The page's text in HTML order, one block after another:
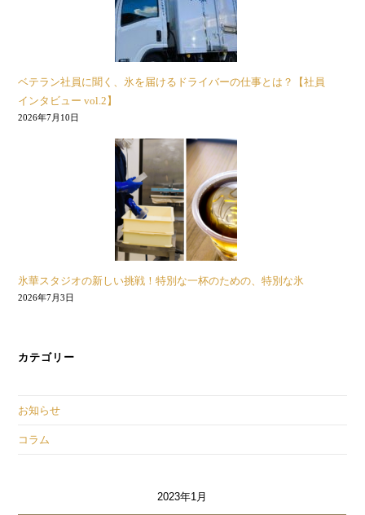
ベテラン社員に聞く、氷を届けるドライバーの仕事とは？【社員
インタビュー vol.2】
2026年7月10日
氷華スタジオの新しい挑戦！特別な一杯のための、特別な氷
2026年7月3日
カテゴリー
お知らせ
コラム
2023年1月